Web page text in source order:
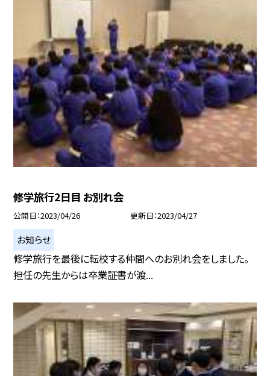
修学旅行2日目 お別れ会
公開日 2023/04/26 更新日 2023/04/27
お知らせ
修学旅行を最後に転校する仲間へのお別れ会をしました。
担任の先生からは卒業証書が渡...